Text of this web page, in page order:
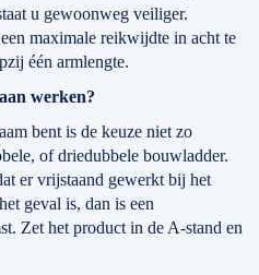
u gewoonweg veiliger.
maximale reikwijdte in acht te
één armlengte.
werken?
bent is de keuze niet zo
of driedubbele bouwladder.
er vrijstaand gewerkt bij het
geval is, dan is een
Zet het product in de A-stand en